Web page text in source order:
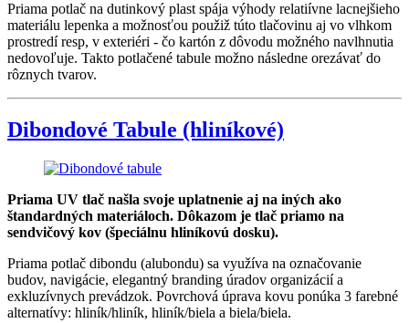
Priama potlač na dutinkový plast spája výhody relatiívne lacnejšieho
materiálu lepenka a možnosťou použiž túto tlačovinu aj vo vlhkom
prostredí resp, v exteriéri - čo kartón z dôvodu možného navlhnutia
nedovoľuje. Takto potlačené tabule možno následne orezávať do
rôznych tvarov.
Dibondové Tabule (hliníkové)
Priama UV tlač našla svoje uplatnenie aj na iných ako
štandardných materiáloch. Dôkazom je tlač priamo na
sendvičový kov (špeciálnu hliníkovú dosku).
Priama potlač dibondu (alubondu) sa využíva na označovanie
budov, navigácie, elegantný branding úradov organizácií a
exkluzívnych prevádzok. Povrchová úprava kovu ponúka 3 farebné
alternatívy: hliník/hliník, hliník/biela a biela/biela.